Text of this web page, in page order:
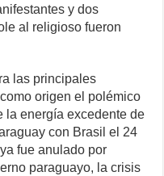
y dos
al religioso fueron
las principales
origen el polémico
la energía excedente de
con Brasil el 24
fue anulado por
paraguayo, la crisis